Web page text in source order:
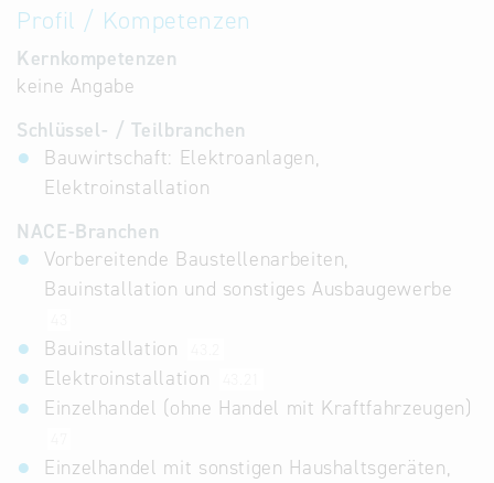
Profil / Kompetenzen
Kernkompetenzen
keine Angabe
Schlüssel- / Teilbranchen
Bauwirtschaft: Elektroanlagen,
Elektroinstallation
NACE-Branchen
Vorbereitende Baustellenarbeiten,
Bauinstallation und sonstiges Ausbaugewerbe
Bauinstallation
Elektroinstallation
Einzelhandel (ohne Handel mit Kraftfahrzeugen)
Einzelhandel mit sonstigen Haushaltsgeräten,